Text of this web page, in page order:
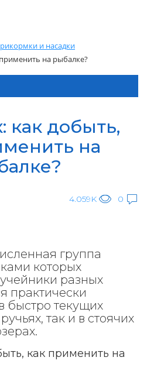
и насадки
на рыбалке?
как добыть,
на
4.059K 0
группа
которых
разных
практически
быстро текущих
так и в стоячих